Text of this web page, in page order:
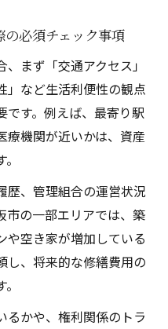
必須チェック事項
まず「交通アクセス」
」など生活利便性の観点
です。例えば、最寄り駅
療機関が近いかは、資産
歴、管理組合の運営状況
市の一部エリアでは、築
や空き家が増加している
し、将来的な修繕費用の
るかや、権利関係のトラ